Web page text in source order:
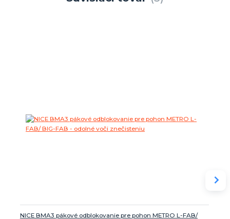
NICE BMA3 pákové odblokovanie pre pohon METRO L-FAB/